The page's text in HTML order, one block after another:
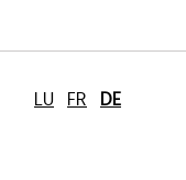
LU
FR DE